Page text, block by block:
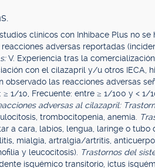
clínicos con Inhibace Plus no
adversas reportadas
V. Experiencia tras la
con el cilazapril y/u otros IECA,
observado las reacciones adversas
1/10, Frecuente: entre ≥ 1/100 y < 1/
adversas al cilazapril:
trombocitopenia, anemia.
a cara, labios, lengua, laringe o
mialgia, artralgia/artritis,
y leucocitosis). Trastornos del
isquémico transitorio, ictus